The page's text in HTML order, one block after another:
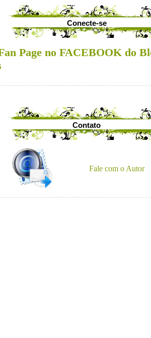
Conecte-se
Page no FACEBOOK do
Contato
Fale com o Autor